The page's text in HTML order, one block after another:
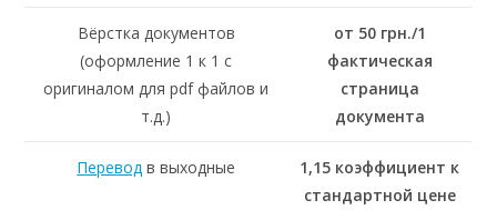
Вёрстка документов
(оформление 1 к 1 с
оригиналом для pdf файлов и
т.д.)
от 50 грн./1
фактическая
страница
документа
Перевод в выходные
1,15 коэффициент к
стандартной цене